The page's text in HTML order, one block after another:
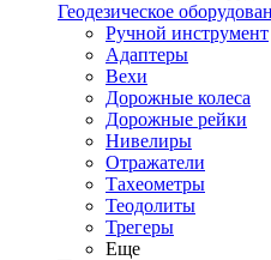
Геодезическое
Ручной инструмент
Адаптеры
Вехи
Дорожные колеса
Дорожные рейки
Нивелиры
Отражатели
Тахеометры
Теодолиты
Трегеры
Еще